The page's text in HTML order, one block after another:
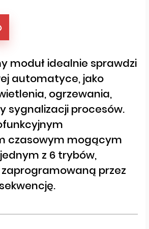
moduł idealnie sprawdzi
automatyce, jako
ogrzewania,
sygnalizacji procesów.
czasowym mogącym
z 6 trybów,
przez